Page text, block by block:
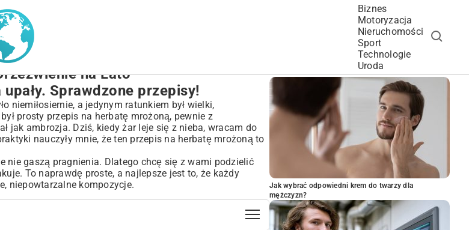
Biznes
Motoryzacja
Nieruchomości
Sport
Technologie
Uroda
na Lato
Sprawdzone przepisy!
niemiłosiernie, a jedynym ratunkiem był wielki,
prosty przepis na herbatę mrożoną, pewnie z
jak ambrozja. Dziś, kiedy żar leje się z nieba, wracam do
nauczyły mnie, że ten przepis na herbatę mrożoną to
nie gaszą pragnienia. Dlatego chcę się z wami podzielić
To naprawdę proste, a najlepsze jest to, że każdy
niepowtarzalne kompozycje.
POPULARNE ARTYKUŁY
Jak wybrać odpowiedni krem do twarzy dla
mężczyzn?